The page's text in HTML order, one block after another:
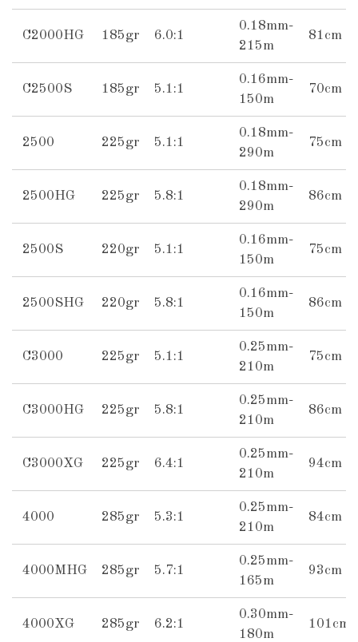
C2000HG 185gr 6.0:1
0.18mm-
215m
81cm
C2500S 185gr 5.1:1
0.16mm-
150m
70cm
2500 225gr 5.1:1
0.18mm-
290m
75cm
2500HG 225gr 5.8:1
0.18mm-
290m
86cm
2500S 220gr 5.1:1
0.16mm-
150m
75cm
2500SHG 220gr 5.8:1
0.16mm-
150m
86cm
C3000 225gr 5.1:1
0.25mm-
210m
75cm
C3000HG 225gr 5.8:1
0.25mm-
210m
86cm
C3000XG 225gr 6.4:1
0.25mm-
210m
94cm
4000 285gr 5.3:1
0.25mm-
210m
84cm
4000MHG 285gr 5.7:1
0.25mm-
165m
93cm
4000XG 285gr 6.2:1
0.30mm-
180m
101cm